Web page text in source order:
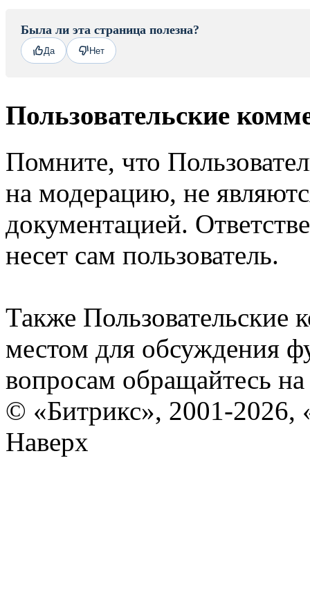
Была ли эта страница полезна?
Да Нет
Пользовательские
Помните, что
на модерацию, не
документацией.
несет сам пользователь.
Также Пользовательские
местом для обсуждения
вопросам обращайтесь
© «Битрикс», 2001-2026,
Наверх